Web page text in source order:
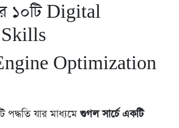
১০টি Digital
Optimization
যার মাধ্যমে গুগল সার্চে একটি